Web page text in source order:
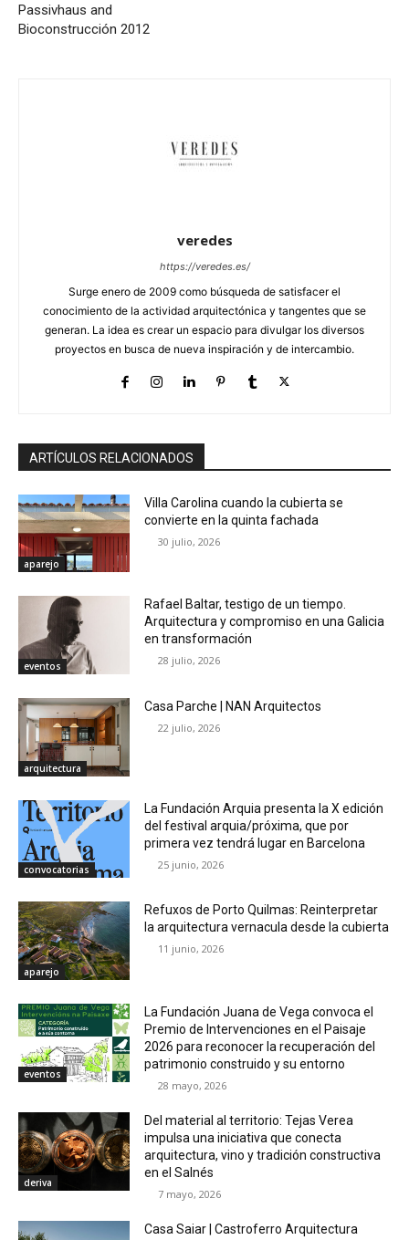
Passivhaus and
Bioconstrucción 2012
veredes
https://veredes.es/
Surge enero de 2009 como búsqueda de satisfacer el
conocimiento de la actividad arquitectónica y tangentes que se
generan. La idea es crear un espacio para divulgar los diversos
proyectos en busca de nueva inspiración y de intercambio.
ARTÍCULOS RELACIONADOS
aparejo
Villa Carolina cuando la cubierta se
convierte en la quinta fachada
30 julio, 2026
eventos
Rafael Baltar, testigo de un tiempo.
Arquitectura y compromiso en una Galicia
en transformación
28 julio, 2026
arquitectura
Casa Parche | NAN Arquitectos
22 julio, 2026
convocatorias
La Fundación Arquia presenta la X edición
del festival arquia/próxima, que por
primera vez tendrá lugar en Barcelona
25 junio, 2026
aparejo
Refuxos de Porto Quilmas: Reinterpretar
la arquitectura vernacula desde la cubierta
11 junio, 2026
eventos
La Fundación Juana de Vega convoca el
Premio de Intervenciones en el Paisaje
2026 para reconocer la recuperación del
patrimonio construido y su entorno
28 mayo, 2026
deriva
Del material al territorio: Tejas Verea
impulsa una iniciativa que conecta
arquitectura, vino y tradición constructiva
en el Salnés
7 mayo, 2026
Casa Saiar | Castroferro Arquitectura